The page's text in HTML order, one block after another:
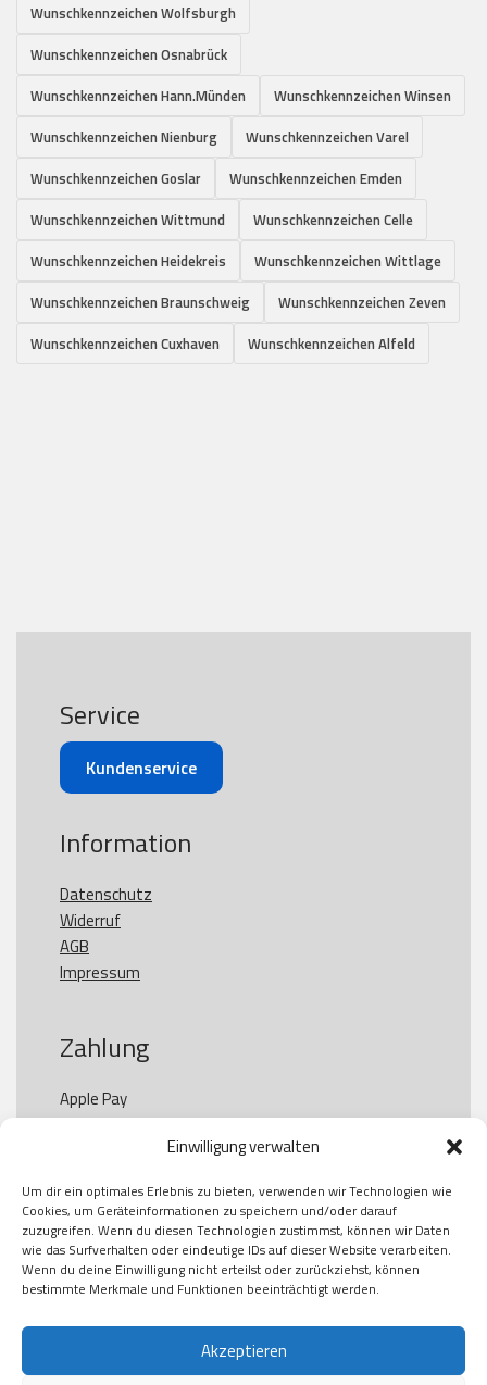
Einwilligung verwalten
Um dir ein optimales Erlebnis zu bieten, verwenden wir Technologien wie
Cookies, um Geräteinformationen zu speichern und/oder darauf
zuzugreifen. Wenn du diesen Technologien zustimmst, können wir Daten
wie das Surfverhalten oder eindeutige IDs auf dieser Website verarbeiten.
Wenn du deine Einwilligung nicht erteilst oder zurückziehst, können
bestimmte Merkmale und Funktionen beeinträchtigt werden.
Akzeptieren
Wunschkennzeichen Wolfsburgh
Wunschkennzeichen Osnabrück
Wunschkennzeichen Hann.Münden
Wunschkennzeichen Winsen
Wunschkennzeichen Nienburg
Wunschkennzeichen Varel
Wunschkennzeichen Goslar
Wunschkennzeichen Emden
Wunschkennzeichen Wittmund
Wunschkennzeichen Celle
Wunschkennzeichen Heidekreis
Wunschkennzeichen Wittlage
Wunschkennzeichen Braunschweig
Wunschkennzeichen Zeven
Wunschkennzeichen Cuxhaven
Wunschkennzeichen Alfeld
Service
Kundenservice
Information
Datenschutz
Widerruf
AGB
Impressum
Zahlung
Apple Pay
Paypal
Kauf auf Rechung
Klarna
American Express